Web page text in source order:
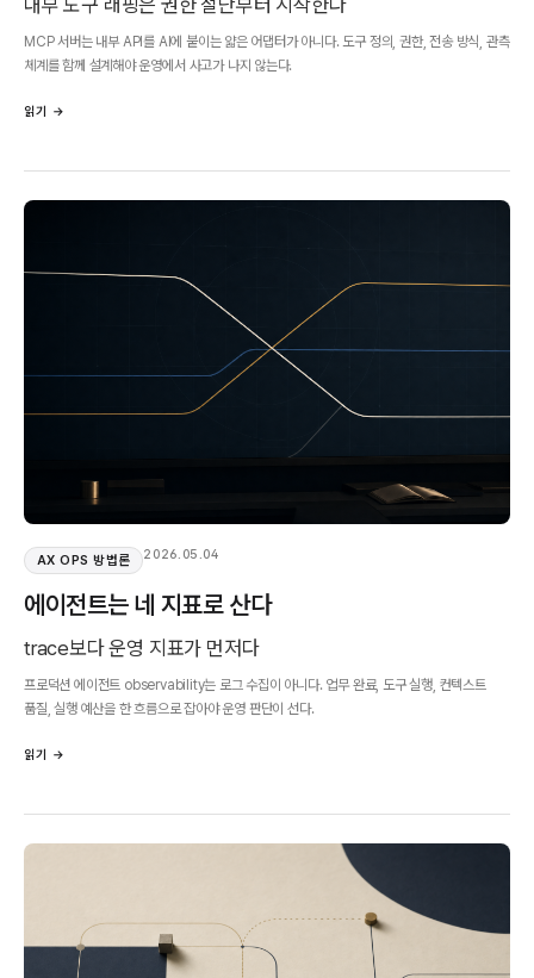
내부 도구 래핑은 권한 절단부터 시작한다
MCP 서버는 내부 API를 AI에 붙이는 얇은 어댑터가 아니다. 도구 정의, 권한, 전송 방식, 관측
체계를 함께 설계해야 운영에서 사고가 나지 않는다.
읽기 →
AX OPS 방법론 2026.05.04
에이전트는 네 지표로 산다
trace보다 운영 지표가 먼저다
프로덕션 에이전트 observability는 로그 수집이 아니다. 업무 완료, 도구 실행, 컨텍스트
품질, 실행 예산을 한 흐름으로 잡아야 운영 판단이 선다.
읽기 →